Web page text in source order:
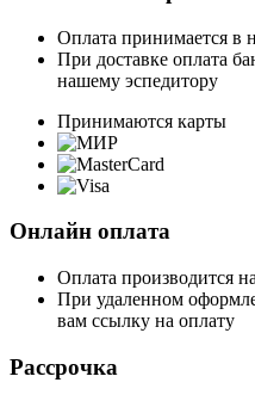
Оплата принимается в
При доставке оплата
нашему эспедитору
Принимаются карты
Онлайн оплата
Оплата производится
При удаленном
вам ссылку на оплату
Рассрочка